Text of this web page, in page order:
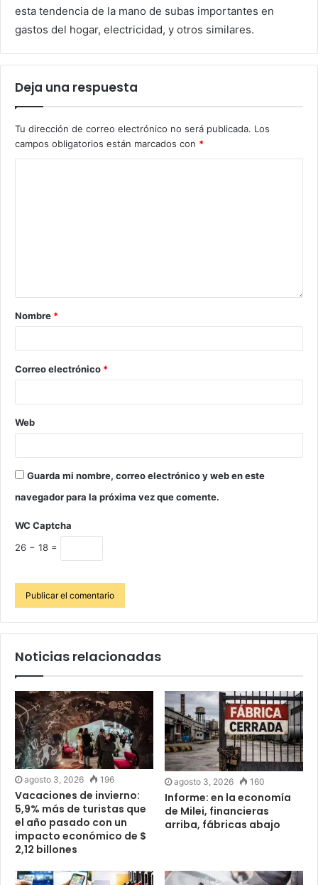
esta tendencia de la mano de subas importantes en
gastos del hogar, electricidad, y otros similares.
Deja una respuesta
Tu dirección de correo electrónico no será publicada. Los
campos obligatorios están marcados con *
Nombre *
Correo electrónico *
Web
Guarda mi nombre, correo electrónico y web en este
navegador para la próxima vez que comente.
WC Captcha
26 − 18 =
Noticias relacionadas
agosto 3, 2026 196
Vacaciones de invierno:
5,9% más de turistas que
el año pasado con un
impacto económico de $
2,12 billones
agosto 3, 2026 160
Informe: en la economía
de Milei, financieras
arriba, fábricas abajo